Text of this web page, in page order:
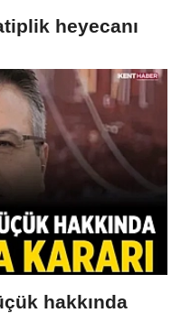
heyecanı
hakkında